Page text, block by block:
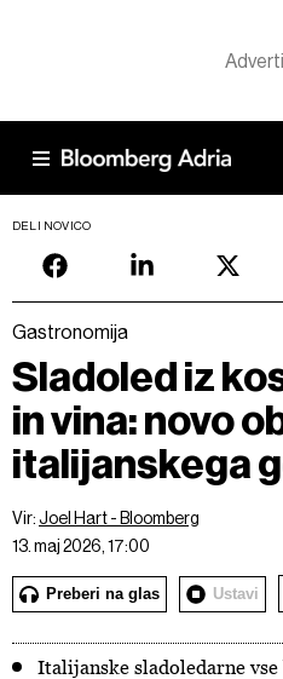
DELI NOVICO
Gastronomija
Sladoled iz
in vina: novo
italijanskega
Vir:Joel Hart - Bloomberg
13. maj 2026, 17:00
Preberi na glas Ustavi
Italijanske sladoledarne